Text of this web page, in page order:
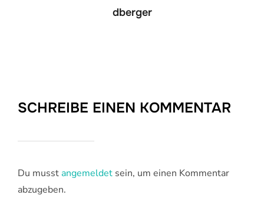
dberger
SCHREIBE EINEN KOMMENTAR
Du musst angemeldet sein, um einen Kommentar
abzugeben.